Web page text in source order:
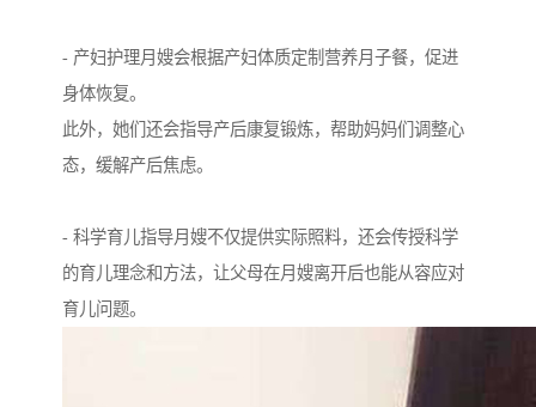
- 产妇护理月嫂会根据产妇体质定制营养月子餐，促进
身体恢复。
此外，她们还会指导产后康复锻炼，帮助妈妈们调整心
态，缓解产后焦虑。
- 科学育儿指导月嫂不仅提供实际照料，还会传授科学
的育儿理念和方法，让父母在月嫂离开后也能从容应对
育儿问题。